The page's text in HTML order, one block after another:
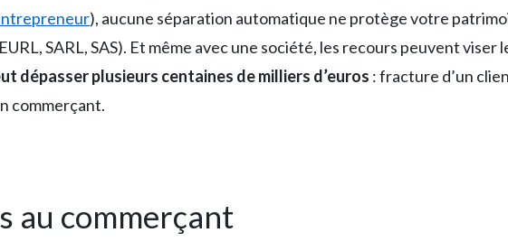
), aucune séparation automatique ne protège votre
SARL, SAS). Et même avec une société, les recours peuvent viser
dépasser plusieurs centaines de milliers d’euros : fracture d’un
commerçant.
au commerçant